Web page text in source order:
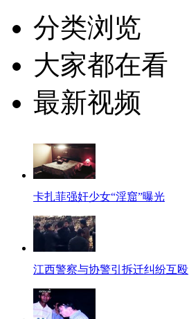
分类浏览
大家都在看
最新视频
卡扎菲强奸少女“淫窟”曝光
江西警察与协警引拆迁纠纷互殴